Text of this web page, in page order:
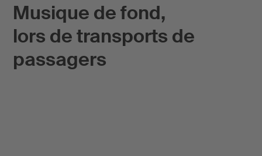
Musique de fond,
lors de transports de
passagers